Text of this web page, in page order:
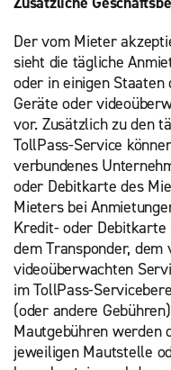
Der vom Mieter
sieht die tägliche
oder in einigen
Geräte oder
vor. Zusätzlich zu den
TollPass-Service
verbundenes
oder Debitkarte des
Mieters bei
Kredit- oder
dem Transponder,
videoüberwachten
im TollPass-
(oder andere
Mautgebühren werden
jeweiligen Mautstelle